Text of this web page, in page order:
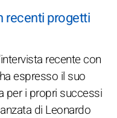
recenti progetti
recente con
espresso il suo
per i propri successi
di Leonardo